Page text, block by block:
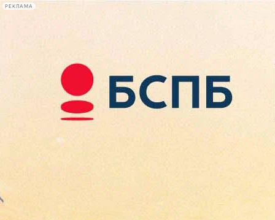
РЕКЛАМА
Сегодня:
2026.08.08
17:43
Афиша Plus